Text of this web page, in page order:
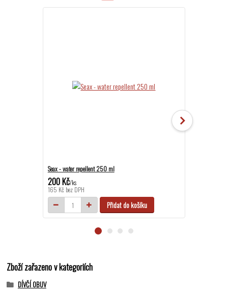
Seax - water repellent 250 ml
200 Kč/ks
165 Kč bez DPH
Přidat do košíku
Zboží zařazeno v kategoriích
DÍVČÍ OBUV